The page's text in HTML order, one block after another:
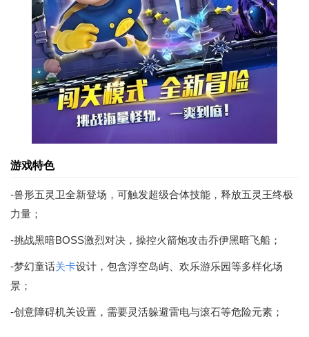
游戏特色
-兽形五灵卫全新登场，可触发超级合体技能，释放五灵王终极
力量；
-挑战黑暗BOSS激烈对决，操控火箭炮攻击乔伊黑暗飞船；
-梦幻童话关卡设计，包含浮空岛屿、欢乐游乐园等多样化场
景；
-创意障碍机关设置，需要灵活躲避雷电与滚石等危险元素；